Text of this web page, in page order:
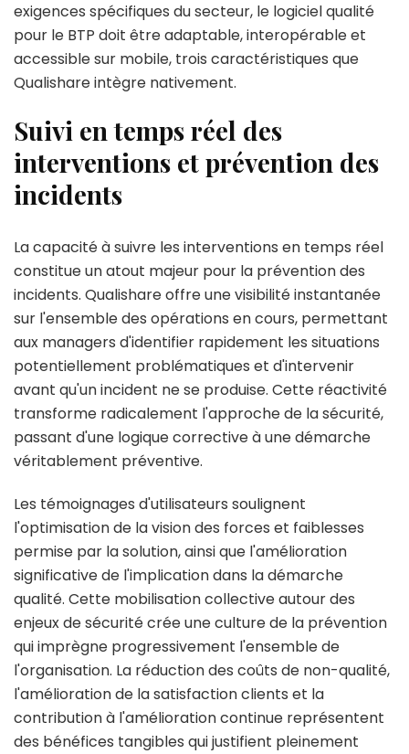
exigences spécifiques du secteur, le logiciel qualité
pour le BTP doit être adaptable, interopérable et
accessible sur mobile, trois caractéristiques que
Qualishare intègre nativement.
Suivi en temps réel des
interventions et prévention des
incidents
La capacité à suivre les interventions en temps réel
constitue un atout majeur pour la prévention des
incidents. Qualishare offre une visibilité instantanée
sur l'ensemble des opérations en cours, permettant
aux managers d'identifier rapidement les situations
potentiellement problématiques et d'intervenir
avant qu'un incident ne se produise. Cette réactivité
transforme radicalement l'approche de la sécurité,
passant d'une logique corrective à une démarche
véritablement préventive.
Les témoignages d'utilisateurs soulignent
l'optimisation de la vision des forces et faiblesses
permise par la solution, ainsi que l'amélioration
significative de l'implication dans la démarche
qualité. Cette mobilisation collective autour des
enjeux de sécurité crée une culture de la prévention
qui imprègne progressivement l'ensemble de
l'organisation. La réduction des coûts de non-qualité,
l'amélioration de la satisfaction clients et la
contribution à l'amélioration continue représentent
des bénéfices tangibles qui justifient pleinement